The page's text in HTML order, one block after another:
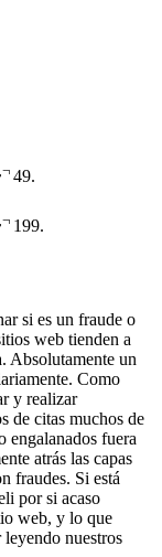
49.
199.
si es un fraude o
web tienden a
Absolutamente un
Como
y realizar
de citas muchos de
engalanados fuera
atrás las capas
fraudes. Si está
por si acaso
web, y lo que
leyendo nuestros